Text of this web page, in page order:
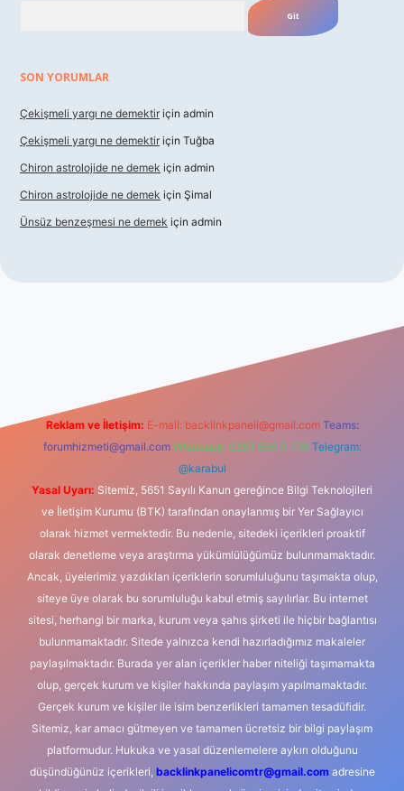
SON YORUMLAR
Çekişmeli yargı ne demektir için admin
Çekişmeli yargı ne demektir için Tuğba
Chiron astrolojide ne demek için admin
Chiron astrolojide ne demek için Şimal
Ünsüz benzeşmesi ne demek için admin
Reklam ve İletişim: E-mail: backlinkpaneli@gmail.com Teams:
forumhizmeti@gmail.com Whatsapp: 0262 606 0 726 Telegram:
@karabul
Yasal Uyarı: Sitemiz, 5651 Sayılı Kanun gereğince Bilgi Teknolojileri
ve İletişim Kurumu (BTK) tarafından onaylanmış bir Yer Sağlayıcı
olarak hizmet vermektedir. Bu nedenle, sitedeki içerikleri proaktif
olarak denetleme veya araştırma yükümlülüğümüz bulunmamaktadır.
Ancak, üyelerimiz yazdıkları içeriklerin sorumluluğunu taşımakta olup,
siteye üye olarak bu sorumluluğu kabul etmiş sayılırlar. Bu internet
sitesi, herhangi bir marka, kurum veya şahıs şirketi ile hiçbir bağlantısı
bulunmamaktadır. Sitede yalnızca kendi hazırladığımız makaleler
paylaşılmaktadır. Burada yer alan içerikler haber niteliği taşımamakta
olup, gerçek kurum ve kişiler hakkında paylaşım yapılmamaktadır.
Gerçek kurum ve kişiler ile isim benzerlikleri tamamen tesadüfidir.
Sitemiz, kar amacı gütmeyen ve tamamen ücretsiz bir bilgi paylaşım
platformudur. Hukuka ve yasal düzenlemelere aykırı olduğunu
düşündüğünüz içerikleri, backlinkpanelicomtr@gmail.comadresine